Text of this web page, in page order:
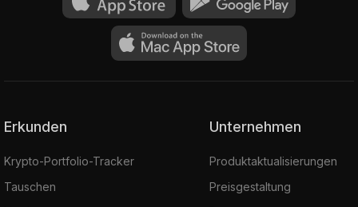
Erkunden
Krypto-Portfolio-Tracker
Tauschen
Unternehmen
Produktaktualisierungen
Preisgestaltung